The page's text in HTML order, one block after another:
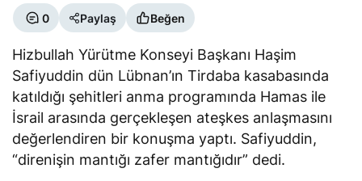
0 Paylaş Beğen
Hizbullah Yürütme Konseyi Başkanı Haşim
Safiyuddin dün Lübnan’ın Tirdaba kasabasında
katıldığı şehitleri anma programında Hamas ile
İsrail arasında gerçekleşen ateşkes anlaşmasını
değerlendiren bir konuşma yaptı. Safiyuddin,
“direnişin mantığı zafer mantığıdır” dedi.